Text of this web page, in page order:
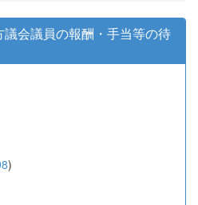
議会議員の報酬・手当等の待
)